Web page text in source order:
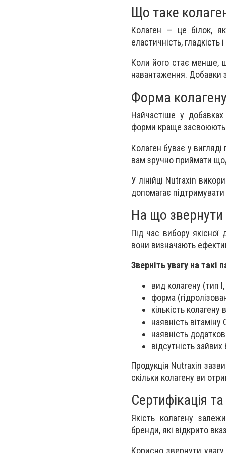
Що таке
Колаген — це білок,
еластичність, гладкість
Коли його стає менше,
навантаження. Добавки
Форма
Найчастіше у добавках
форми краще
Колаген буває у
вам зручно приймати
У лінійці Nutraxin
допомагає
На що звернути
Під час вибору
вони визначають
Зверніть увагу на такі
вид колагену (тип
форма
кількість колагену
наявність
наявність
відсутність зайвих
Продукція Nutraxin
скільки колагену ви
Сертифікація
Якість колагену
бренди, які відкрито
Корисно звернути увагу